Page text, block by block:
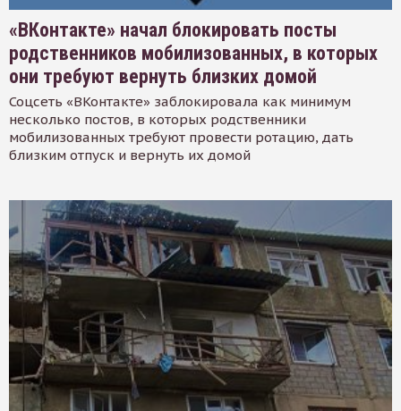
«ВКонтакте» начал блокировать посты
родственников мобилизованных, в которых
они требуют вернуть близких домой
Соцсеть «ВКонтакте» заблокировала как минимум
несколько постов, в которых родственники
мобилизованных требуют провести ротацию, дать
близким отпуск и вернуть их домой